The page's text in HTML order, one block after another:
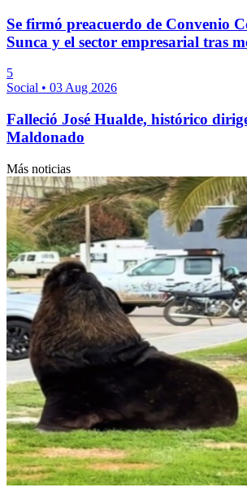
Se firmó preacuerdo de Convenio
Sunca y el sector empresarial tras
5
Social • 03 Aug 2026
Falleció José Hualde, histórico
Maldonado
Más noticias